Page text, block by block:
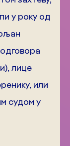
у року од
лице
или
судом у